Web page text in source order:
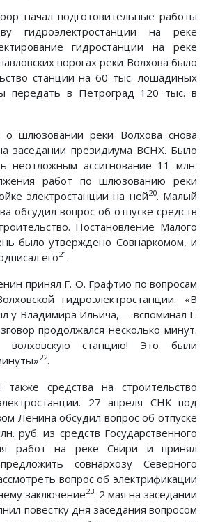
начал подготовительные работы
гидроэлектростанции на реке
гидростанции на реке
порогах реки Волхова было
станции на 60 тыс. лошадиных
передать в Петроград 120 тыс. в
шлюзовании реки Волхова снова
заседании президиума ВСНХ. Было
неотложным ассигнование 11 млн.
работ по шлюзованию реки
электростанции на ней20. Малый
обсудил вопрос об отпуске средств
Постановление Малого
было утверждено Совнаркомом, и
его21.
принял Г. О. Графтио по вопросам
гидроэлектростанции. «В
у Владимира Ильича,— вспоминал Г.
продолжался несколько минут.
волховскую станцию! Это были
22.
средства на строительство
27 апреля СНК под
Ленина обсудил вопрос об отпуске
руб. из средств Государственного
работ на реке Свири и принял
совнархозу Северного
вопрос об электрификации
заключение23. 2 мая на заседании
повестку дня заседания вопросом